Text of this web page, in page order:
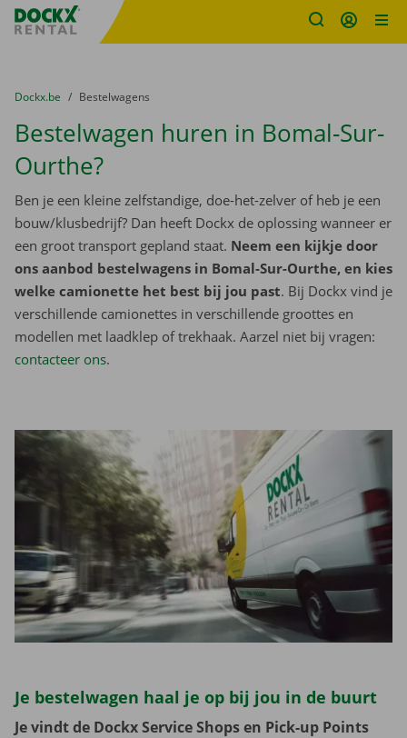
Fratello DEMO
U bevindt zich hier:
van
Dockx.be naar
Bestelwagens
Bestelwagen huren in Bomal-Sur-
Ourthe?
Ben je een kleine zelfstandige, doe-het-zelver of heb je een
bouw/klusbedrijf? Dan heeft Dockx de oplossing wanneer er
een groot transport gepland staat. Neem een kijkje door
ons aanbod bestelwagens in Bomal-Sur-Ourthe, en kies
welke camionette het best bij jou past. Bij Dockx vind je
verschillende camionettes in verschillende groottes en
modellen met laadklep of trekhaak. Aarzel niet bij vragen:
contacteer ons.
Je bestelwagen haal je op bij jou in de buurt
Je vindt de Dockx Service Shops en Pick-up Points